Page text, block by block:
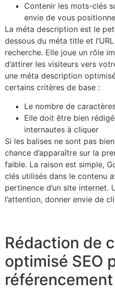
Contenir les mots-clés
envie de vous
La méta description est le
dessous du méta title et
recherche. Elle joue un rôle
d’attirer les visiteurs vers
une méta description
certains critères de base :
Le nombre de
Elle doit être bien
internautes à cliquer
Si les balises ne sont pas
chance d’apparaître sur la
faible. La raison est simple,
clés utilisés dans le contenu
pertinence d’un site
l’attention, donner envie de
Rédaction de
optimisé SEO